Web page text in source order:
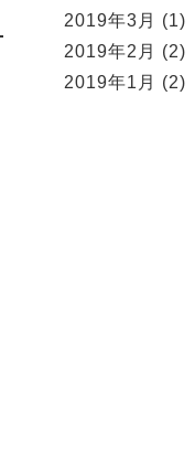
2019年3月
(1)
2019年2月
(2)
2019年1月
(2)